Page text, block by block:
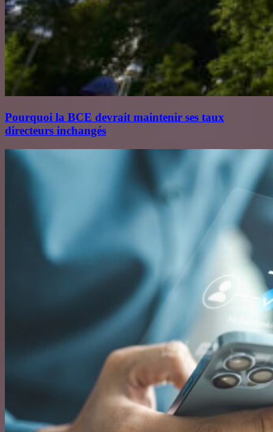
Pourquoi la BCE devrait maintenir ses taux
directeurs inchangés